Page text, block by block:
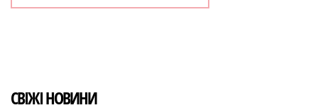
СВІЖІ НОВИНИ